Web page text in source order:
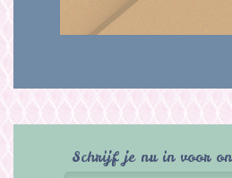
Schrijf je nu in voor